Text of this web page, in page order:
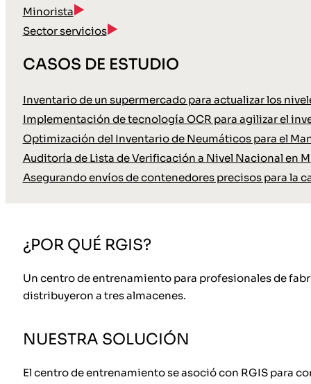
Minorista
Sector servicios
CASOS DE ESTUDIO
Inventario de un supermercado para actualizar los
Implementación de tecnología OCR para agilizar el
Optimización del Inventario de Neumáticos para el
Auditoría de Lista de Verificación a Nivel Nacional en
Asegurando envíos de contenedores precisos para la
¿POR QUÉ RGIS?
Un centro de entrenamiento para profesionales de
distribuyeron a tres almacenes.
NUESTRA SOLUCIÓN
El centro de entrenamiento se asoció con RGIS para